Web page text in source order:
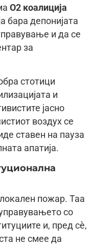
О2 коалиција
бара депонијата
и да се
за
стотици
и
јасно
воздух се
ставен на пауза
апатија.
пожар. Таа
со
и, пред сè,
не смее да